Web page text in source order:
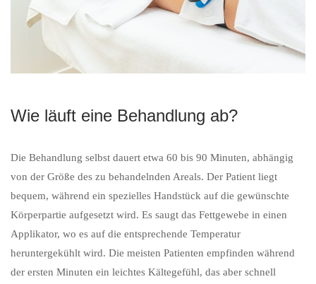
Wie läuft eine Behandlung ab?
Die Behandlung selbst dauert etwa 60 bis 90 Minuten, abhängig
von der Größe des zu behandelnden Areals. Der Patient liegt
bequem, während ein spezielles Handstück auf die gewünschte
Körperpartie aufgesetzt wird. Es saugt das Fettgewebe in einen
Applikator, wo es auf die entsprechende Temperatur
heruntergekühlt wird. Die meisten Patienten empfinden während
der ersten Minuten ein leichtes Kältegefühl, das aber schnell